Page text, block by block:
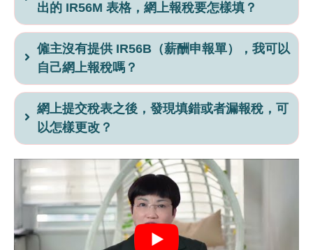
出的 IR56M 表格，網上報稅要怎樣填？
僱主沒有提供 IR56B（薪酬申報單），我可以
自己網上報稅嗎？
網上提交稅表之後，發現填錯或者漏報稅，可
以怎樣更改？